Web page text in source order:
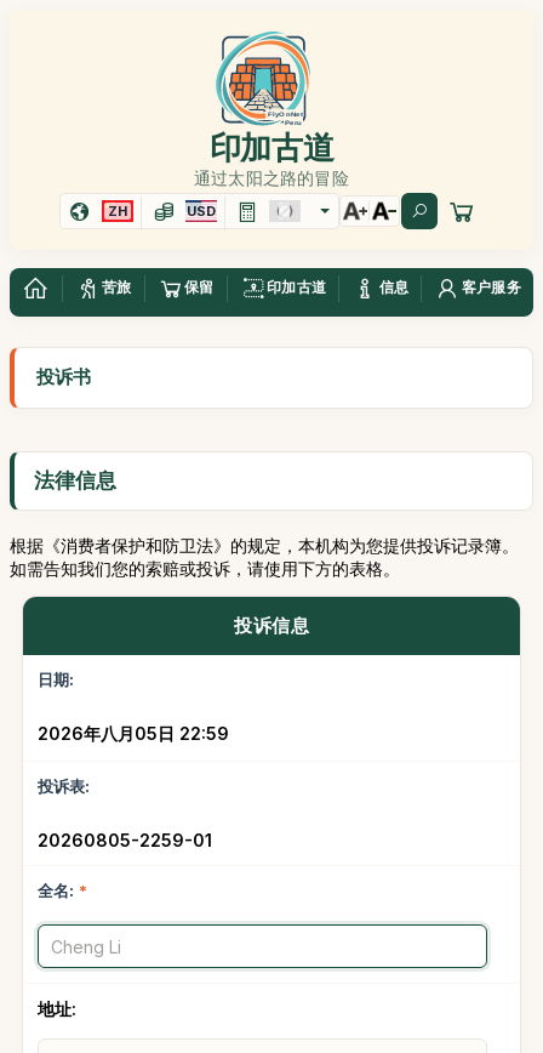
印加古道
通过太阳之路的冒险
ZH USD
苦旅 保留 印加古道 信息 客户服务
投诉书
法律信息
根据《消费者保护和防卫法》的规定，本机构为您提供投诉记录簿。
如需告知我们您的索赔或投诉，请使用下方的表格。
投诉信息
日期:
2026年八月05日 22:59
投诉表:
20260805-2259-01
全名: *
地址: